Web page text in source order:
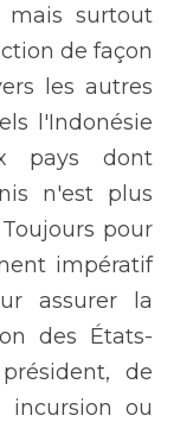
surtout
de façon
les autres
l'Indonésie
pays dont
n'est plus
pour
impératif
assurer la
des États-
de
incursion ou